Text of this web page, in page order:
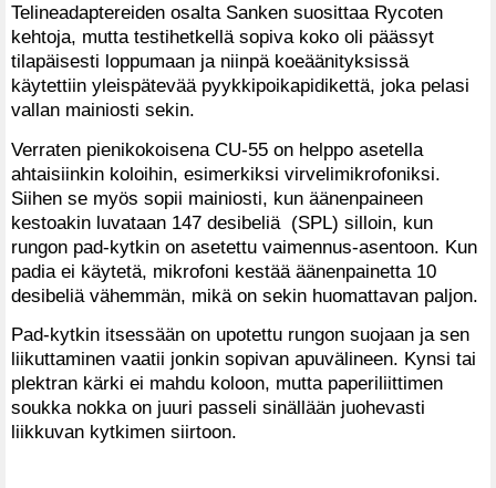
Telineadaptereiden osalta Sanken suosittaa Rycoten
kehtoja, mutta testihetkellä sopiva koko oli päässyt
tilapäisesti loppumaan ja niinpä koeäänityksissä
käytettiin yleispätevää pyykkipoikapidikettä, joka pelasi
vallan mainiosti sekin.
Verraten pienikokoisena CU-55 on helppo asetella
ahtaisiinkin koloihin, esimerkiksi virvelimikrofoniksi.
Siihen se myös sopii mainiosti, kun äänenpaineen
kestoakin luvataan 147 desibeliä (SPL) silloin, kun
rungon pad-kytkin on asetettu vaimennus-asentoon. Kun
padia ei käytetä, mikrofoni kestää äänenpainetta 10
desibeliä vähemmän, mikä on sekin huomattavan paljon.
Pad-kytkin itsessään on upotettu rungon suojaan ja sen
liikuttaminen vaatii jonkin sopivan apuvälineen. Kynsi tai
plektran kärki ei mahdu koloon, mutta paperiliittimen
soukka nokka on juuri passeli sinällään juohevasti
liikkuvan kytkimen siirtoon.